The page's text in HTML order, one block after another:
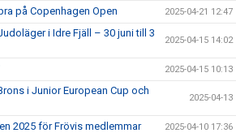
på Copenhagen Open 2025-04-21 12:47
i Idre Fjäll – 30 juni till 3
2025-04-15 14:02
2025-04-15 10:13
i Junior European Cup och
2025-04-13
2025 för Frövis medlemmar 2025-04-10 17:36